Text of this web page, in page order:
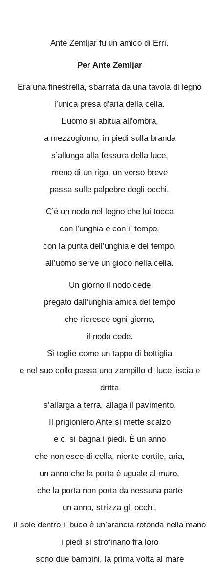
Ante Zemljar fu un amico di Erri.
Per Ante Zemljar
Era una finestrella, sbarrata da una tavola di legno
l’unica presa d’aria della cella.
L’uomo si abitua all’ombra,
a mezzogiorno, in piedi sulla branda
s’allunga alla fessura della luce,
meno di un rigo, un verso breve
passa sulle palpebre degli occhi.
C’è un nodo nel legno che lui tocca
con l’unghia e con il tempo,
con la punta dell’unghia e del tempo,
all’uomo serve un gioco nella cella.
Un giorno il nodo cede
pregato dall’unghia amica del tempo
che ricresce ogni giorno,
il nodo cede.
Si toglie come un tappo di bottiglia
e nel suo collo passa uno zampillo di luce liscia e
dritta
s’allarga a terra, allaga il pavimento.
Il prigioniero Ante si mette scalzo
e ci si bagna i piedi. È un anno
che non esce di cella, niente cortile, aria,
un anno che la porta è uguale al muro,
che la porta non porta da nessuna parte
un anno, strizza gli occhi,
il sole dentro il buco è un’arancia rotonda nella mano
i piedi si strofinano fra loro
sono due bambini, la prima volta al mare